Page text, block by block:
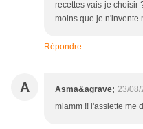
recettes vais-je choisir
moins que je n'invente
Répondre
A Asma&agrave; 23/08/
miamm !! l'assiette me